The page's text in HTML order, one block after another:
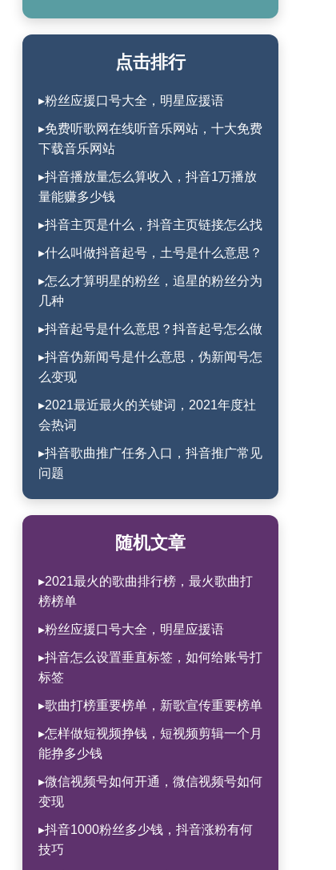
点击排行
▸粉丝应援口号大全，明星应援语
▸免费听歌网在线听音乐网站，十大免费
下载音乐网站
▸抖音播放量怎么算收入，抖音1万播放
量能赚多少钱
▸抖音主页是什么，抖音主页链接怎么找
▸什么叫做抖音起号，土号是什么意思？
▸怎么才算明星的粉丝，追星的粉丝分为
几种
▸抖音起号是什么意思？抖音起号怎么做
▸抖音伪新闻号是什么意思，伪新闻号怎
么变现
▸2021最近最火的关键词，2021年度社
会热词
▸抖音歌曲推广任务入口，抖音推广常见
问题
随机文章
▸2021最火的歌曲排行榜，最火歌曲打
榜榜单
▸粉丝应援口号大全，明星应援语
▸抖音怎么设置垂直标签，如何给账号打
标签
▸歌曲打榜重要榜单，新歌宣传重要榜单
▸怎样做短视频挣钱，短视频剪辑一个月
能挣多少钱
▸微信视频号如何开通，微信视频号如何
变现
▸抖音1000粉丝多少钱，抖音涨粉有何
技巧